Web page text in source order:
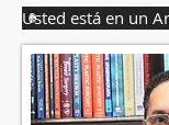
Usted está en un